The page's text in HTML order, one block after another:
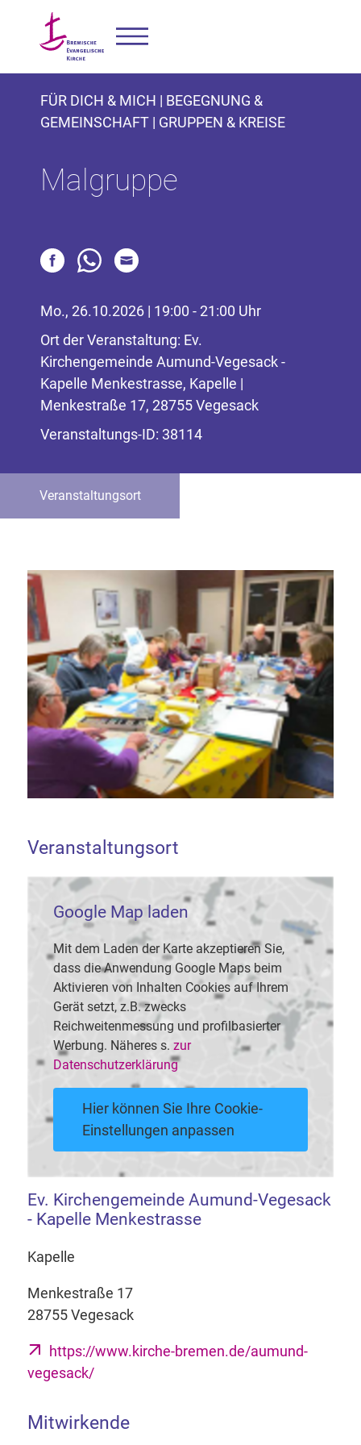
FÜR DICH & MICH | BEGEGNUNG &
GEMEINSCHAFT | GRUPPEN & KREISE
Malgruppe
Mo., 26.10.2026 | 19:00 - 21:00 Uhr
Ort der Veranstaltung: Ev.
Kirchengemeinde Aumund-Vegesack -
Kapelle Menkestrasse, Kapelle |
Menkestraße 17, 28755 Vegesack
Veranstaltungs-ID: 38114
Veranstaltungsort
Veranstaltungsort
Google Map laden
Mit dem Laden der Karte akzeptieren Sie,
dass die Anwendung Google Maps beim
Aktivieren von Inhalten Cookies auf Ihrem
Gerät setzt, z.B. zwecks
Reichweitenmessung und profilbasierter
Werbung. Näheres s. zur
Datenschutzerklärung
Hier können Sie Ihre Cookie-
Einstellungen anpassen
Ev. Kirchengemeinde Aumund-Vegesack
- Kapelle Menkestrasse
Kapelle
Menkestraße 17
28755 Vegesack
https://www.kirche-bremen.de/aumund-
vegesack/
Mitwirkende